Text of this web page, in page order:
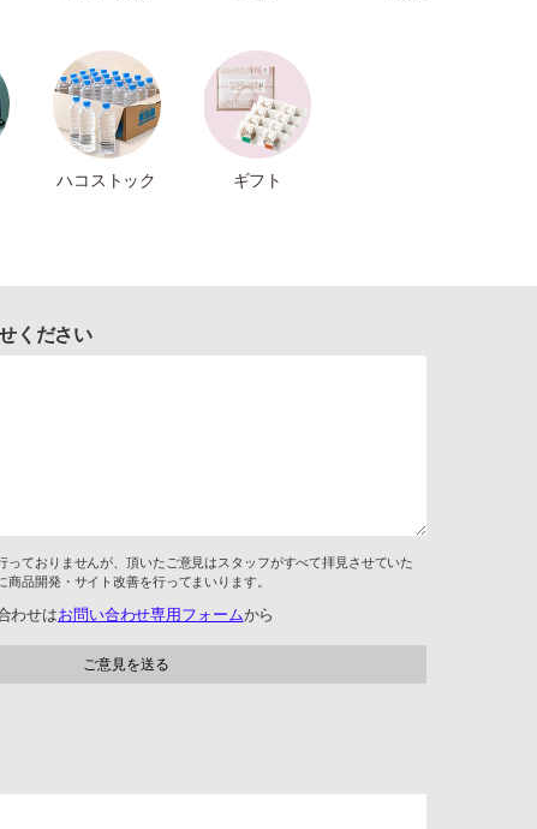
ハコストック ギフト
ください
っておりませんが、頂いたご意見はスタッフがすべて拝見させていた
品開発・サイト改善を行ってまいります。
わせはお問い合わせ専用フォームから